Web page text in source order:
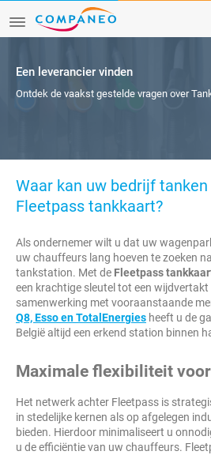
Een leverancier vinden
Ontdek de vaakst gestelde vragen over
Waar kan uw bedrijf
Fleetpass tankkaart?
Als ondernemer wilt u dat uw
uw chauffeurs lang hoeven te zoeken
tankstation. Met de Fleetpass
een krachtige sleutel tot een
samenwerking met vooraanstaande
Q8, Esso en TotalEnergies heeft u de
België altijd een erkend station binnen
Maximale flexibiliteit
Het netwerk achter Fleetpass is
in stedelijke kernen als op afgelegen
bieden. Hierdoor minimaliseert u
u de efficiëntie van uw chauffeurs.